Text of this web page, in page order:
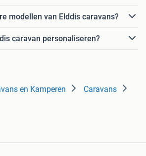
modellen van Elddis caravans?
caravan personaliseren?
en Kamperen Caravans